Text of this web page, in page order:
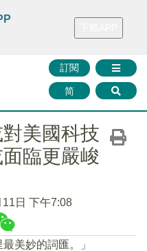
財華證券 媒體矩陣
訂閱
简
美國科技
臨更嚴峻
日 下午7:08
美妙的詞匯。」